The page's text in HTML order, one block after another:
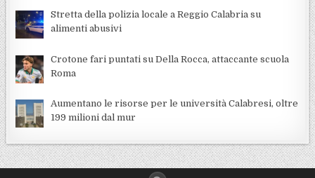
Stretta della polizia locale a Reggio Calabria su
alimenti abusivi
Crotone fari puntati su Della Rocca, attaccante scuola
Roma
Aumentano le risorse per le università Calabresi, oltre
199 milioni dal mur